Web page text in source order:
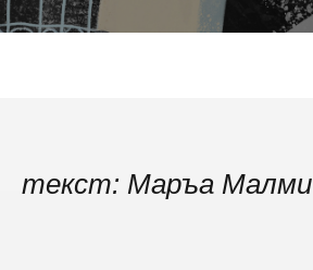
текст: Маръа Малми